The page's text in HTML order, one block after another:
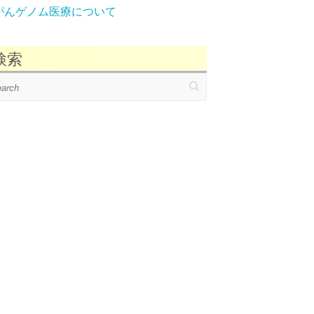
んゲノム医療について
索